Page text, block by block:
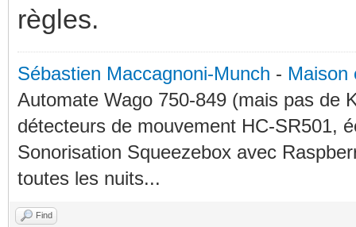
règles.
Sébastien Maccagnoni-Munch - Maison
Automate Wago 750-849 (mais pas de
détecteurs de mouvement HC-SR501,
Sonorisation Squeezebox avec
toutes les nuits...
Find